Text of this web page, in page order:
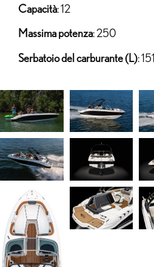
Capacità: 12
Massima potenza: 250
Serbatoio del carburante (L): 151